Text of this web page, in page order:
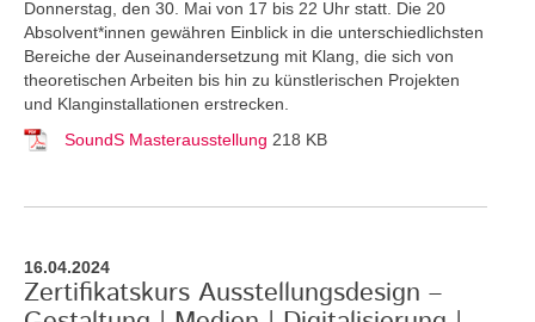
Donnerstag, den 30. Mai von 17 bis 22 Uhr statt. Die 20
Absolvent*innen gewähren Einblick in die unterschiedlichsten
Bereiche der Auseinandersetzung mit Klang, die sich von
theoretischen Arbeiten bis hin zu künstlerischen Projekten
und Klanginstallationen erstrecken.
SoundS Masterausstellung 218 KB
16.04.2024
Zertifikatskurs Ausstellungsdesign –